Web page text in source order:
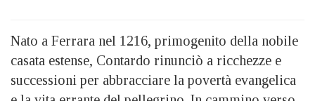
Nato a Ferrara nel 1216, primogenito della nobile
casata estense, Contardo rinunciò a ricchezze e
successioni per abbracciare la povertà evangelica